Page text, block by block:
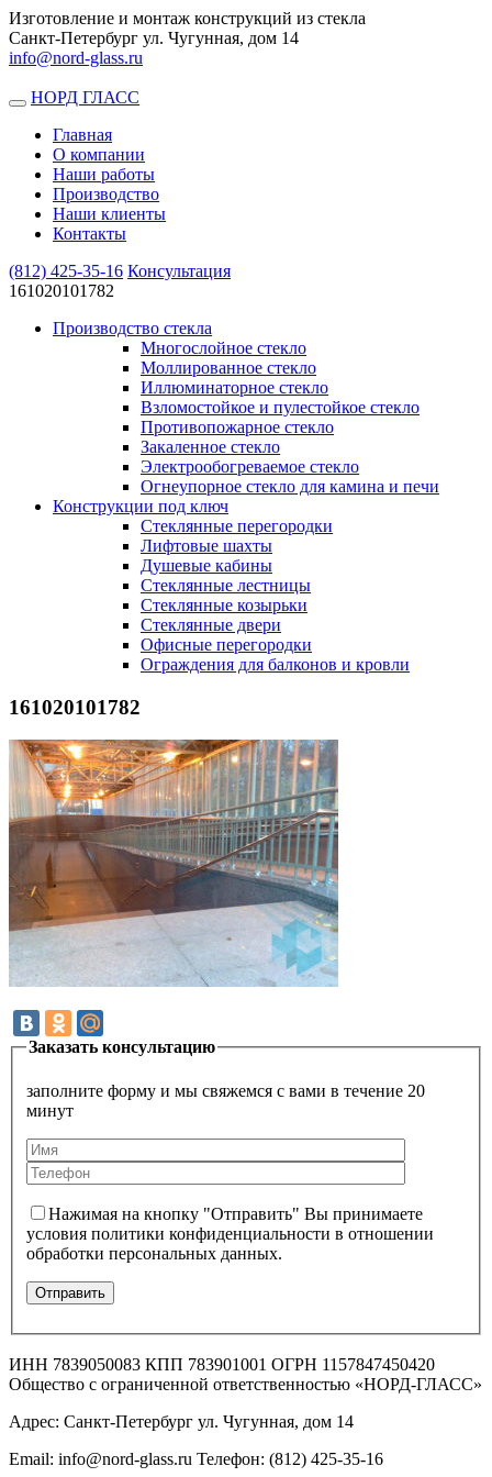
Изготовление и монтаж конструкций из стекла
Санкт-Петербург ул. Чугунная, дом 14
info@nord-glass.ru
Toggle
navigation
НОРД ГЛАСС
Главная
О компании
Наши работы
Производство
Наши клиенты
Контакты
(812) 425-35-16 Консультация
161020101782
Производство стекла
Многослойное стекло
Моллированное стекло
Иллюминаторное стекло
Взломостойкое и пулестойкое стекло
Противопожарное стекло
Закаленное стекло
Электрообогреваемое стекло
Огнеупорное стекло для камина и печи
Конструкции под ключ
Стеклянные перегородки
Лифтовые шахты
Душевые кабины
Cтеклянные лестницы
Cтеклянные козырьки
Cтеклянные двери
Офисные перегородки
Ограждения для балконов и кровли
161020101782
Заказать консультацию
заполните форму и мы свяжемся с вами в течение 20
минут
Нажимая на кнопку "Отправить" Вы принимаете
условия политики конфиденциальности в отношении
обработки персональных данных.
ИНН 7839050083 КПП 783901001 ОГРН 1157847450420
Общество с ограниченной ответственностью «НОРД-ГЛАСС»
Адрес: Санкт-Петербург ул. Чугунная, дом 14
Email: info@nord-glass.ru Телефон: (812) 425-35-16